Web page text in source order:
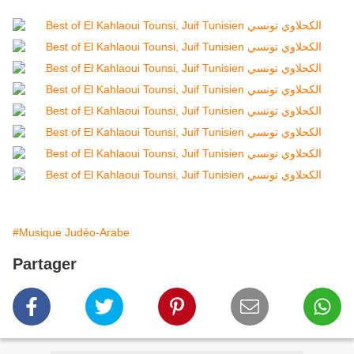
#Musique Judéo-Arabe
Partager